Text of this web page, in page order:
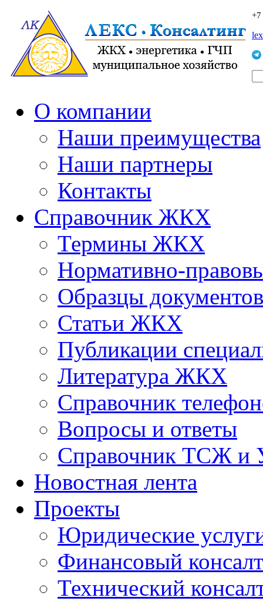
О компании
Наши преимущества
Наши партнеры
Контакты
Справочник ЖКХ
Термины ЖКХ
Нормативно-
Образцы документов
Статьи ЖКХ
Публикации
Литература ЖКХ
Справочник
Вопросы и ответы
Справочник ТСЖ и
Новостная лента
Проекты
Юридические
Финансовый
Технический